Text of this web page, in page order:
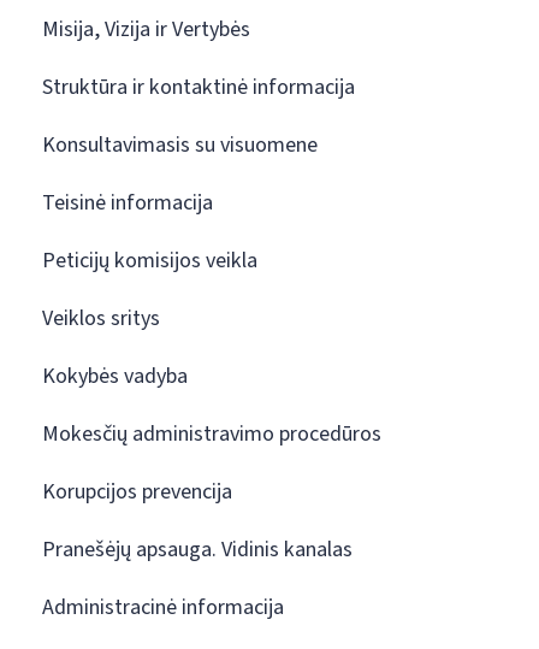
Misija, Vizija ir Vertybės
Struktūra ir kontaktinė informacija
Konsultavimasis su visuomene
Teisinė informacija
Peticijų komisijos veikla
Veiklos sritys
Kokybės vadyba
Mokesčių administravimo procedūros
Korupcijos prevencija
Pranešėjų apsauga. Vidinis kanalas
Administracinė informacija